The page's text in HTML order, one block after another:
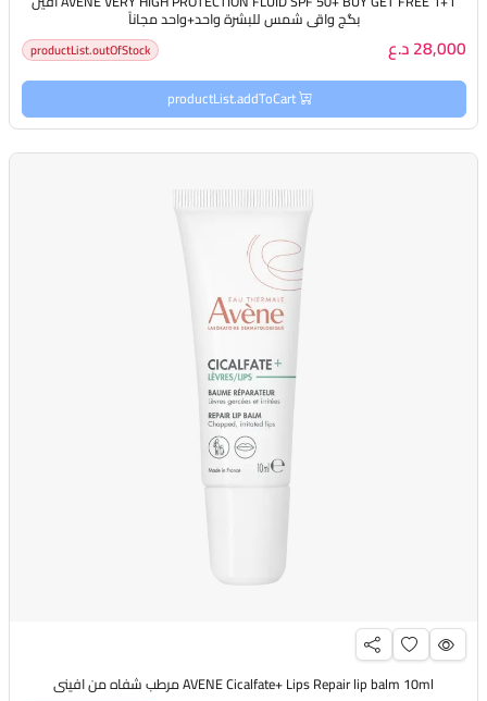
بگج واقي شمس للبشرة واحد+واحد مجاناً
28,000 د.ع productList.outOfStock
productList.addToCart
AVENE Cicalfate+ Lips Repair lip balm 10ml مرطب شفاه من افيني